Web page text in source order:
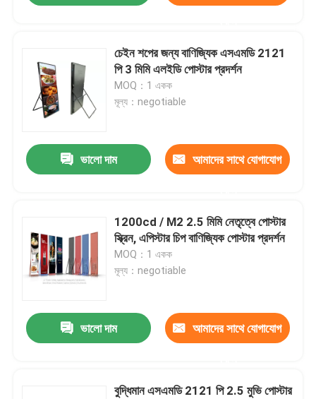
পণ্য
আমাদের সম্পর্কে
কারখানা ভ্রমণ
চেইন শপের জন্য বাণিজ্যিক এসএমডি 2121
পি 3 মিমি এলইডি পোস্টার প্রদর্শন
MOQ：1 একক
মূল্য：negotiable
ভালো দাম আমাদের সাথে যোগাযোগ
1200cd / M2 2.5 মিমি নেতৃত্বে পোস্টার
স্ক্রিন, এপিস্টার চিপ বাণিজ্যিক পোস্টার প্রদর্শন
MOQ：1 একক
মূল্য：negotiable
ভালো দাম আমাদের সাথে যোগাযোগ
বুদ্ধিমান এসএমডি 2121 পি 2.5 মুভি পোস্টার